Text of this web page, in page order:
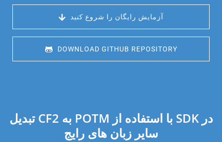
آزمایش رایگان را شروع کنید
DOWNLOAD GITHUB REPOSITORY
تبدیل CF2 به POTM با استفاده از SDK در
سایر زبان های رایج